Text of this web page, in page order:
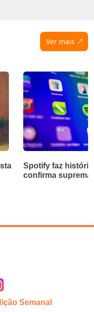
Ver mais
Spotify faz
confirma
Semanal